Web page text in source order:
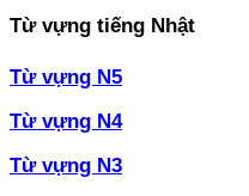
Từ vựng tiếng Nhật
Từ vựng N5
Từ vựng N4
Từ vựng N3